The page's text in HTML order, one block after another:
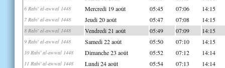
6 Rabi' al-awwal 1448 Mercredi 19 août 05:45 07:06 14:15
7 Rabi' al-awwal 1448 Jeudi 20 août 05:47 07:08 14:15
8 Rabi' al-awwal 1448 Vendredi 21 août 05:49 07:09 14:15
9 Rabi' al-awwal 1448 Samedi 22 août 05:50 07:10 14:15
10 Rabi' al-awwal 1448 Dimanche 23 août 05:52 07:12 14:14
11 Rabi' al-awwal 1448 Lundi 24 août 05:54 07:13 14:14